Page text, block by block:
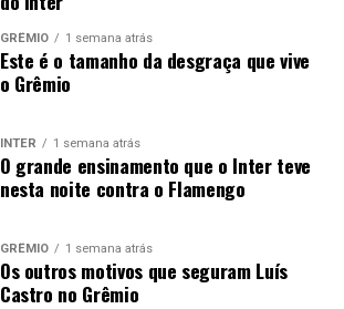
GRÊMIO 1 semana atrás
Este é o tamanho da desgraça que vive
o Grêmio
INTER 1 semana atrás
O grande ensinamento que o Inter teve
nesta noite contra o Flamengo
GRÊMIO 1 semana atrás
Os outros motivos que seguram Luís
Castro no Grêmio